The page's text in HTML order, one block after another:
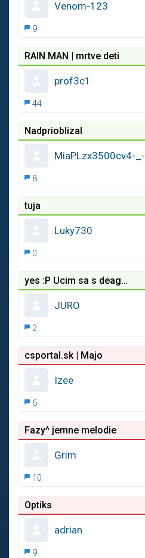
Venom-123
9
RAIN MAN | mrtve deti
prof3c1
44
Nadprioblizal
MiaPLzx3500cv4-_-
8
tuja
Luky730
0
yes :P Ucim sa s deaglom
JURO
2
csportal.sk | Majo
Izee
6
Fazy^ jemne melodie
Grim
10
Optiks
adrian
9